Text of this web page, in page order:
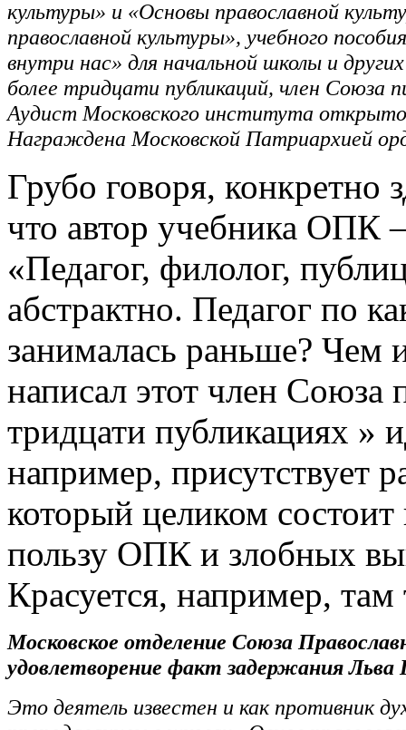
культуры» и «Основы православной
православной культуры», учебного
внутри нас» для начальной школы и
более тридцати публикаций, член Союза
Аудист Московского института
Награждена Московской Патриархией
Грубо говоря, конкретно
что автор учебника
«Педагог, филолог,
абстрактно. Педагог по
занималась раньше? Чем
написал этот член Союза
тридцати публикациях »
например, присутствует
который целиком
пользу ОПК и злобных
Красуется, например,
Московское отделение Союза
удовлетворение факт задержания
Это деятель известен и как противник